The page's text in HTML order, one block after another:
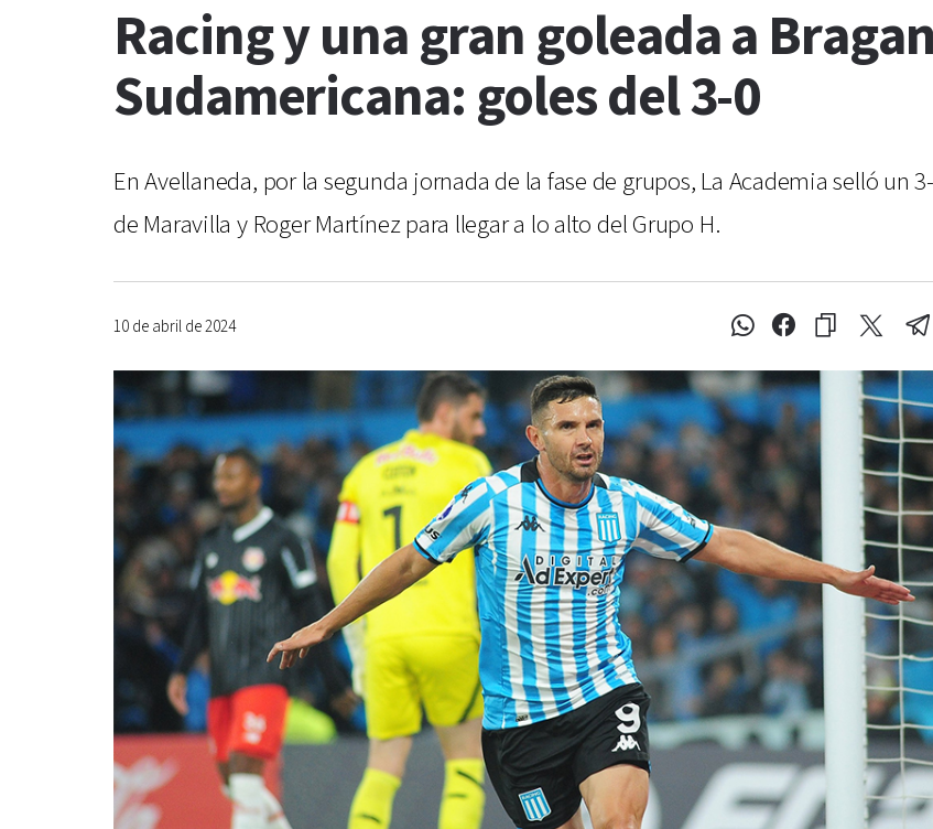
Racing y una gran goleada a
Sudamericana: goles del 3-0
En Avellaneda, por la segunda jornada de la fase de grupos, La Academia selló un
de Maravilla y Roger Martínez para llegar a lo alto del Grupo H.
10 de abril de 2024